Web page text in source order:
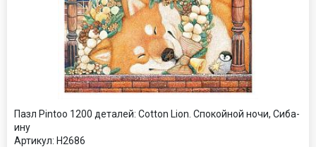
Пазл Pintoo 1200 деталей: Cotton Lion. Спокойной ночи, Сиба-
ину
Артикул: H2686